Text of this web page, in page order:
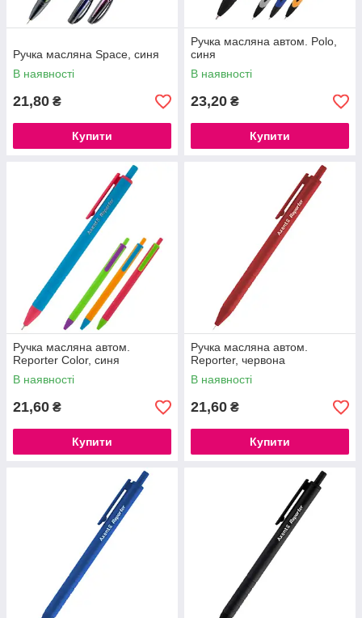
Ручка масляна Space, синя
В наявності
21,80 ₴
Купити
Ручка масляна автом. Polo,
синя
В наявності
23,20 ₴
Купити
Ручка масляна автом.
Reporter Color, синя
В наявності
21,60 ₴
Купити
Ручка масляна автом.
Reporter, червона
В наявності
21,60 ₴
Купити